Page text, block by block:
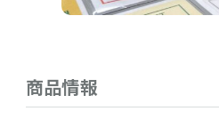
商品情報